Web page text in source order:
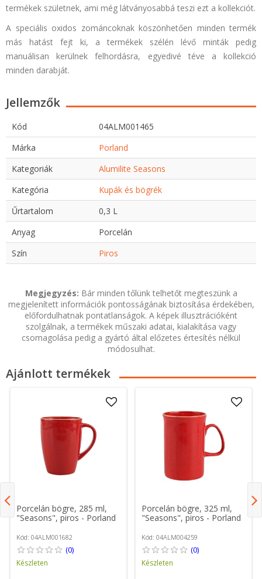
termékek születnek, ami még látványosabbá teszi ezt a kollekciót.
A speciális oxidos zománcoknak köszönhetően minden termék
más hatást fejt ki, a termékek szélén lévő minták pedig
manuálisan kerülnek felhordásra, egyedivé téve a kollekció
minden darabját.
Jellemzők
Kód
04ALM001465
Márka
Porland
Kategoriák
Alumilite Seasons
Kategória
Kupák és bögrék
Űrtartalom
0,3 L
Anyag
Porcelán
Szín
Piros
Megjegyzés: Bár minden tőlünk telhetőt megteszünk a
megjelenített információk pontosságának biztosítása érdekében,
előfordulhatnak pontatlanságok. A képek illusztrációként
szolgálnak, a termékek műszaki adatai, kialakítása vagy
csomagolása pedig a gyártó által előzetes értesítés nélkül
módosulhat.
Ajánlott termékek
Porcelán bögre, 285 ml,
"Seasons", piros - Porland
Kód: 04ALM001682
(0)
Készleten
Porcelán bögre, 325 ml,
"Seasons", piros - Porland
Kód: 04ALM004259
(0)
Készleten